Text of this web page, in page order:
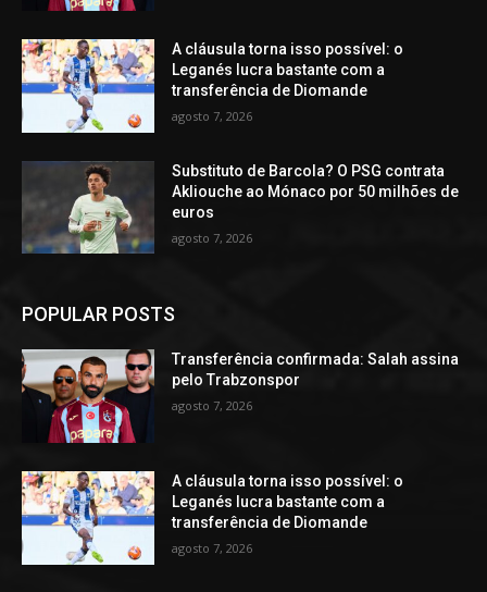
A cláusula torna isso possível: o
Leganés lucra bastante com a
transferência de Diomande
agosto 7, 2026
Substituto de Barcola? O PSG contrata
Akliouche ao Mónaco por 50 milhões de
euros
agosto 7, 2026
POPULAR POSTS
Transferência confirmada: Salah assina
pelo Trabzonspor
agosto 7, 2026
A cláusula torna isso possível: o
Leganés lucra bastante com a
transferência de Diomande
agosto 7, 2026